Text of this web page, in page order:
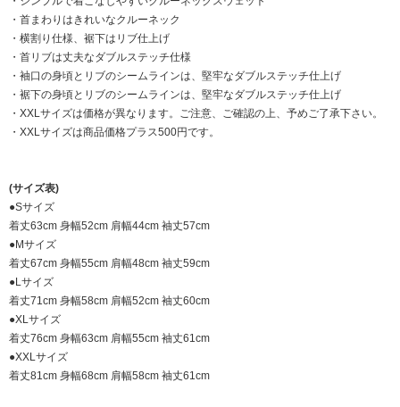
・首まわりはきれいなクルーネック
・横割り仕様、裾下はリブ仕上げ
・首リブは丈夫なダブルステッチ仕様
・袖口の身頃とリブのシームラインは、堅牢なダブルステッチ仕上げ
・裾下の身頃とリブのシームラインは、堅牢なダブルステッチ仕上げ
・XXLサイズは価格が異なります。ご注意、ご確認の上、予めご了承下さい。
・XXLサイズは商品価格プラス500円です。
(サイズ表)
●Sサイズ
着丈63cm 身幅52cm 肩幅44cm 袖丈57cm
●Mサイズ
着丈67cm 身幅55cm 肩幅48cm 袖丈59cm
●Lサイズ
着丈71cm 身幅58cm 肩幅52cm 袖丈60cm
●XLサイズ
着丈76cm 身幅63cm 肩幅55cm 袖丈61cm
●XXLサイズ
着丈81cm 身幅68cm 肩幅58cm 袖丈61cm